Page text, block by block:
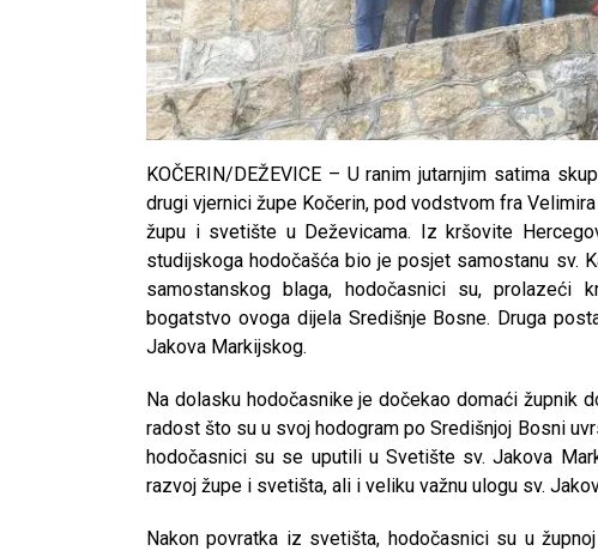
KOČERIN/DEŽEVICE – U ranim jutarnjim satima
drugi vjernici župe Kočerin, pod vodstvom fra
župu i svetište u Deževicama. Iz kršovite
studijskoga hodočašća bio je posjet samostanu sv.
samostanskog blaga, hodočasnici su, prolazeći
bogatstvo ovoga dijela Središnje Bosne. Druga
Jakova Markijskog.
Na dolasku hodočasnike je dočekao domaći župnik
radost što su u svoj hodogram po Središnjoj Bosni
hodočasnici su se uputili u Svetište sv. Jakova
razvoj župe i svetišta, ali i veliku važnu ulogu sv.
Nakon povratka iz svetišta, hodočasnici su u